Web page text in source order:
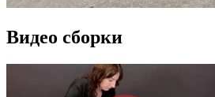
Видео сборки